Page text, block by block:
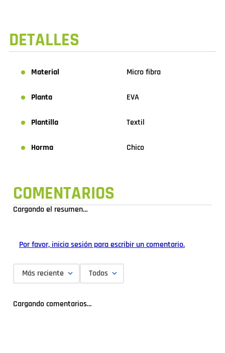
DETALLES
Material Micro fibra
Planta EVA
Plantilla Textil
Horma Chico
COMENTARIOS
Cargando el resumen…
Por favor, inicia sesión para escribir un comentario.
Más reciente Todos
Cargando comentarios…